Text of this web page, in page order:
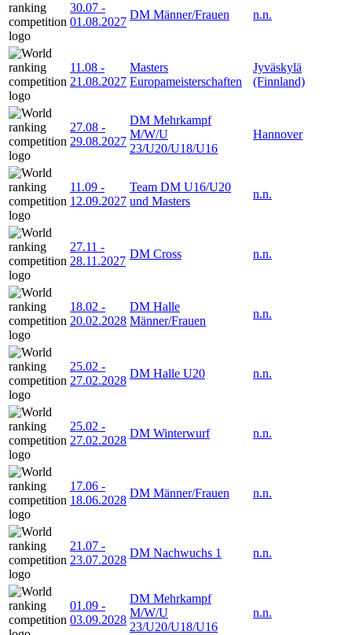
30.07 -
01.08.2027
DM Männer/Frauen n.n.
11.08 -
21.08.2027
Masters
Europameisterschaften
Jyväskylä
(Finnland)
27.08 -
29.08.2027
DM Mehrkampf
M/W/U
23/U20/U18/U16
Hannover
11.09 -
12.09.2027
Team DM U16/U20
und Masters
n.n.
27.11 -
28.11.2027
DM Cross n.n.
18.02 -
20.02.2028
DM Halle
Männer/Frauen
n.n.
25.02 -
27.02.2028
DM Halle U20 n.n.
25.02 -
27.02.2028
DM Winterwurf n.n.
17.06 -
18.06.2028
DM Männer/Frauen n.n.
21.07 -
23.07.2028
DM Nachwuchs 1 n.n.
01.09 -
03.09.2028
DM Mehrkampf
M/W/U
23/U20/U18/U16
n.n.